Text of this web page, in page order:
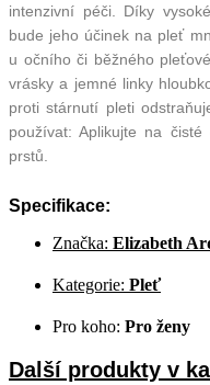
intenzivní péči. Díky
bude jeho účinek na pleť
u očního či běžného
vrásky a jemné linky
proti stárnutí pleti
používat: Aplikujte na
prstů.
Specifikace:
Značka: Elizabeth
Kategorie: Pleť
Pro koho: Pro ženy
Další produkty v